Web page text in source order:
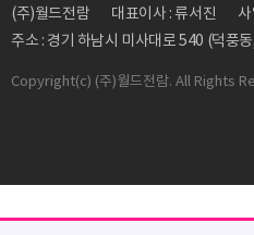
(주)월드전람 대표이사 : 류서진
주소 : 경기 하남시 미사대로 540 (덕풍
Copyright(c) (주)월드전람. All Rights